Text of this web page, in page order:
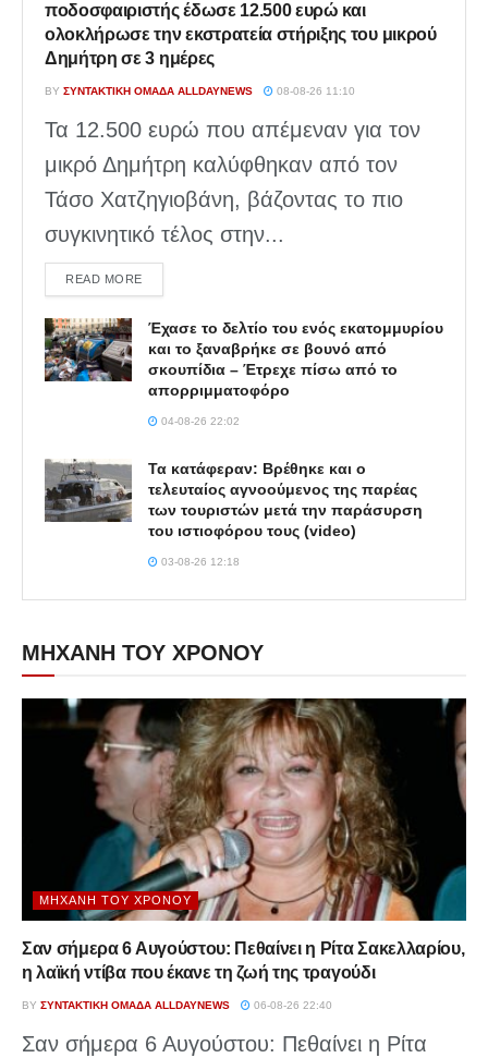
ποδοσφαιριστής έδωσε 12.500 ευρώ και
ολοκλήρωσε την εκστρατεία στήριξης του μικρού
Δημήτρη σε 3 ημέρες
BY ΣΥΝΤΑΚΤΙΚΉ ΟΜΆΔΑ ALLDAYNEWS 08-08-26 11:10
Τα 12.500 ευρώ που απέμεναν για τον
μικρό Δημήτρη καλύφθηκαν από τον
Τάσο Χατζηγιοβάνη, βάζοντας το πιο
συγκινητικό τέλος στην...
READ MOREDETAILS
Έχασε το δελτίο του ενός εκατομμυρίου
και το ξαναβρήκε σε βουνό από
σκουπίδια – Έτρεχε πίσω από το
απορριμματοφόρο
04-08-26 22:02
Τα κατάφεραν: Βρέθηκε και ο
τελευταίος αγνοούμενος της παρέας
των τουριστών μετά την παράσυρση
του ιστιοφόρου τους (video)
03-08-26 12:18
ΜΗΧΑΝΗ ΤΟΥ ΧΡΟΝΟΥ
ΜΗΧΑΝΉ ΤΟΥ ΧΡΌΝΟΥ
Σαν σήμερα 6 Αυγούστου: Πεθαίνει η Ρίτα Σακελλαρίου,
η λαϊκή ντίβα που έκανε τη ζωή της τραγούδι
BY ΣΥΝΤΑΚΤΙΚΉ ΟΜΆΔΑ ALLDAYNEWS 06-08-26 22:40
Σαν σήμερα 6 Αυγούστου: Πεθαίνει η Ρίτα